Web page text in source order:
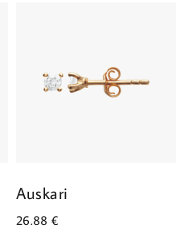
Auskari
26.88 €